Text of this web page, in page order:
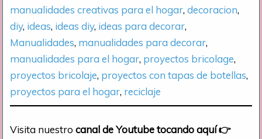
manualidades creativas para el hogar, decoracion
diy, ideas, ideas diy, ideas para decorar
Manualidades, manualidades para decorar
manualidades para el hogar, proyectos bricolage
proyectos bricolaje, proyectos con tapas de botellas
proyectos para el hogar, reciclaje
Visita nuestrocanal de Youtube tocando aquí👉